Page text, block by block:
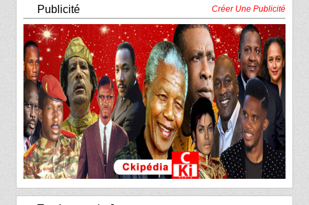
Publicité Créer Une Publicité